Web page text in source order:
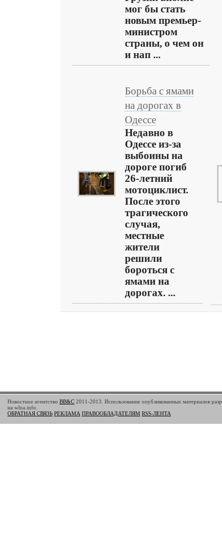
мог бы стать
новым премьер-
министром
страны, о чем он
и нап ...
Борьба с ямами
на дорогах в
Одессе
Недавно в
Одессе из-за
выбоины на
дороге погиб
26-летний
мотоциклист.
После этого
трагического
случая,
местные
жители
решили
бороться с
ямами на
дорогах. ...
Новостное агентство BB&C 2011-2013. Использование опубликованных материалов
на wlna.info.
ОБРАТНАЯ СВЯЗЬ РЕКЛАМА ПРАВООБЛАДАТЕЛЯМ RSS-ЛЕНТА